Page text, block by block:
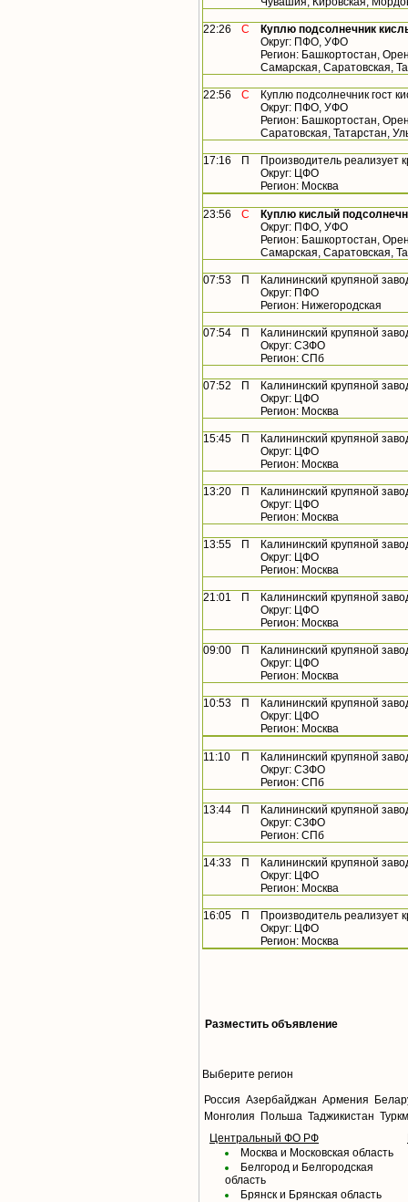
22:26 С
Куплю подсолнечник
Округ: ПФО, УФО
Регион: Башкортостан,
Самарская, Саратовская,
22:56 С
Куплю подсолнечник гост
Округ: ПФО, УФО
Регион: Башкортостан,
Саратовская, Татарстан,
17:16 П
Производитель
Округ: ЦФО
Регион: Москва
23:56 С
Куплю кислый
Округ: ПФО, УФО
Регион: Башкортостан,
Самарская, Саратовская,
07:53 П
Калининский крупяной
Округ: ПФО
Регион: Нижегородская
07:54 П
Калининский крупяной
Округ: СЗФО
Регион: СПб
07:52 П
Калининский крупяной
Округ: ЦФО
Регион: Москва
15:45 П
Калининский крупяной
Округ: ЦФО
Регион: Москва
13:20 П
Калининский крупяной
Округ: ЦФО
Регион: Москва
13:55 П
Калининский крупяной
Округ: ЦФО
Регион: Москва
21:01 П
Калининский крупяной
Округ: ЦФО
Регион: Москва
09:00 П
Калининский крупяной
Округ: ЦФО
Регион: Москва
10:53 П
Калининский крупяной
Округ: ЦФО
Регион: Москва
11:10 П
Калининский крупяной
Округ: СЗФО
Регион: СПб
13:44 П
Калининский крупяной
Округ: СЗФО
Регион: СПб
14:33 П
Калининский крупяной
Округ: ЦФО
Регион: Москва
16:05 П
Производитель
Округ: ЦФО
Регион: Москва
Разместить объявление
Выберите регион
Россия Азербайджан Армения
Монголия
Польша Таджикистан
Центральный ФО РФ
Москва и Московская область
Белгород и Белгородская
область
Брянск и Брянская область